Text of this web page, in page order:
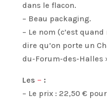
dans le flacon.
– Beau packaging.
– Le nom (c’est
dire qu’on porte un
du-Forum-des-Halles
Les – :
– Le prix : 22,50 €